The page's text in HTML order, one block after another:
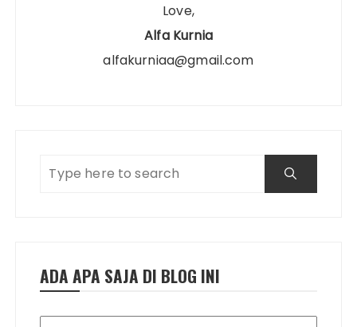
Love,
Alfa Kurnia
alfakurniaa@gmail.com
ADA APA SAJA DI BLOG INI